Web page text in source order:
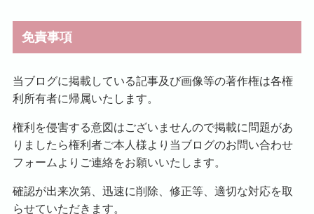
免責事項
当ブログに掲載している記事及び画像等の著作権は各権
利所有者に帰属いたします。
権利を侵害する意図はございませんので掲載に問題があ
りましたら権利者ご本人様より当ブログのお問い合わせ
フォームよりご連絡をお願いいたします。
確認が出来次第、迅速に削除、修正等、適切な対応を取
らせていただきます。